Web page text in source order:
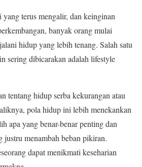
terus mengalir, dan keinginan
banyak orang mulai
hidup yang lebih tenang. Salah satu
sering dibicarakan adalah lifestyle
tentang hidup serba kekurangan atau
pola hidup ini lebih menekankan
apa yang benar-benar penting dan
justru menambah beban pikiran.
dapat menikmati keseharian